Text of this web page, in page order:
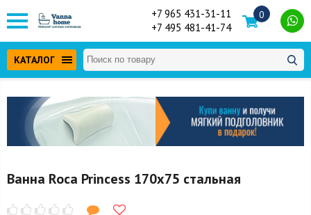
+7 965 431-31-11
+7 495 481-41-74
0
КАТАЛОГ
Ванна Roca Princess 170x75 стальная